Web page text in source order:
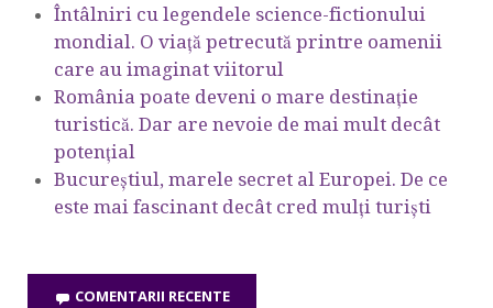
Întâlniri cu legendele science-fictionului
mondial. O viață petrecută printre oamenii
care au imaginat viitorul
România poate deveni o mare destinație
turistică. Dar are nevoie de mai mult decât
potențial
Bucureștiul, marele secret al Europei. De ce
este mai fascinant decât cred mulți turiști
COMENTARII RECENTE